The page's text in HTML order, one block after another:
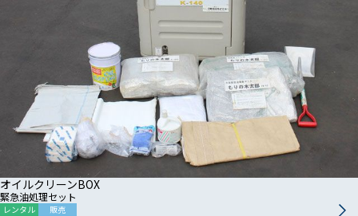
オイルクリーンBOX
緊急油処理セット
レンタル 販売